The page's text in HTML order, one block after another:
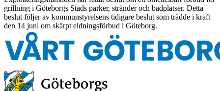
grillning i Göteborgs Stads parker, stränder och badplatser. Detta
beslut följer av kommunstyrelsens tidigare beslut som trädde i kraft
den 14 juni om skärpt eldningsförbud i Göteborg.